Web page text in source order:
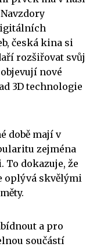
česká kina si
rozšiřovat svůj
nové
3D technologie
době mají v
zejména
dokazuje, že
oplývá skvělými
a pro
součástí